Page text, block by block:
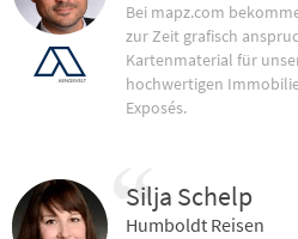
Bei mapz.com
zur Zeit grafisch
Kartenmaterial für
hochwertigen
Exposés.
Silja Schelp
Humboldt Reisen